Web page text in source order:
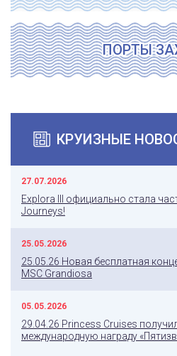
ПОРТЫ
КРУИЗНЫЕ
27.07.2026
Explora III официально стала
Journeys!
25.05.2026
25.05.26 Новая бесплатная
MSC Grandiosa
05.05.2026
29.04.26 Princess Cruises
международную награду